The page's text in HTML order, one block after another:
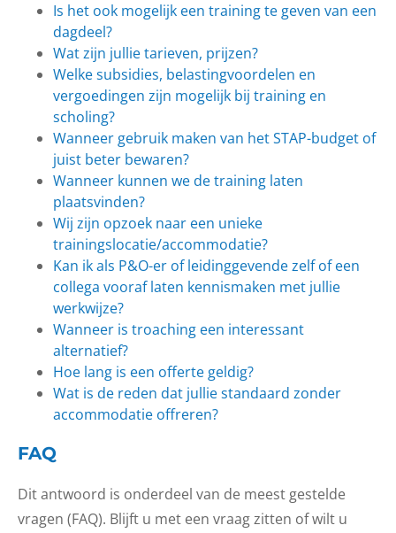
Is het ook mogelijk een training te geven van een
dagdeel?
Wat zijn jullie tarieven, prijzen?
Welke subsidies, belastingvoordelen en
vergoedingen zijn mogelijk bij training en
scholing?
Wanneer gebruik maken van het STAP-budget of
juist beter bewaren?
Wanneer kunnen we de training laten
plaatsvinden?
Wij zijn opzoek naar een unieke
trainingslocatie/accommodatie?
Kan ik als P&O-er of leidinggevende zelf of een
collega vooraf laten kennismaken met jullie
werkwijze?
Wanneer is troaching een interessant
alternatief?
Hoe lang is een offerte geldig?
Wat is de reden dat jullie standaard zonder
accommodatie offreren?
FAQ
Dit antwoord is onderdeel van de meest gestelde
vragen (FAQ). Blijft u met een vraag zitten of wilt u